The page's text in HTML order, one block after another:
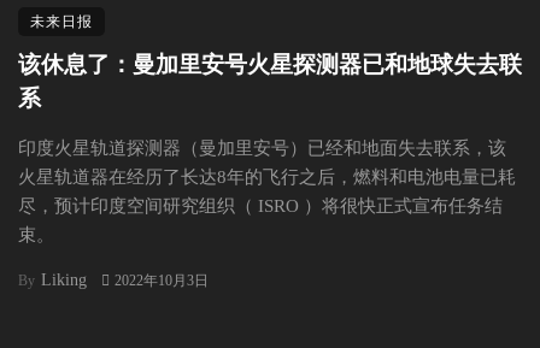
未来日报
该休息了：曼加里安号火星探测器已和地球失去联
系
印度火星轨道探测器（曼加里安号）已经和地面失去联系，该
火星轨道器在经历了长达8年的飞行之后，燃料和电池电量已耗
尽，预计印度空间研究组织（ ISRO ）将很快正式宣布任务结
束。
By Liking 2022年10月3日